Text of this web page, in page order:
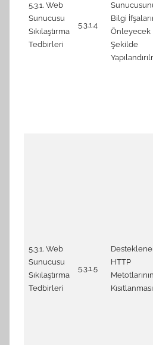
5.3.1. Web
Sunucusu
Sıkılaştırma
Tedbirleri
5.3.1.4
Bilgi
Önleyecek
Şekilde
5.3.1. Web
Sunucusu
Sıkılaştırma
Tedbirleri
5.3.1.5
HTTP
Metotlarının
Kısıtlanması